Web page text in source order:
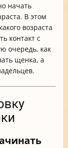
начать
В этом
возраста
контакт с
очередь, как
щенка, а